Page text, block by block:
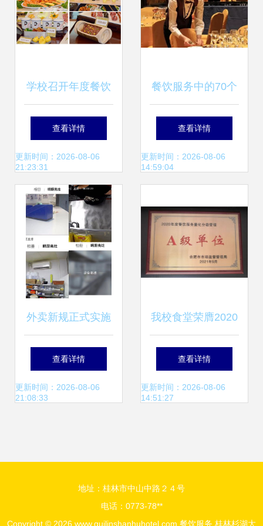
学校召开年度餐饮
服务考评会暨师生
座谈会，聚焦提升
就餐体验与服务质
量
查看详情
更新时间：2026-08-06
21:23:31
餐饮服务中的70个
小细节 出色的服务
员都这样做
查看详情
更新时间：2026-08-06
14:59:04
外卖新规正式实施
| 避开“幽灵外卖”陷
阱的五大关键词
查看详情
更新时间：2026-08-06
21:08:33
我校食堂荣膺2020
年度餐饮服务食品
安全A级单位
查看详情
更新时间：2026-08-06
14:51:27
地址：桂林市中山中路２４号
电话：0773-78**
Copyright © 2026 www.guilinshanhuhotel.com 餐饮服务 桂林杉湖大